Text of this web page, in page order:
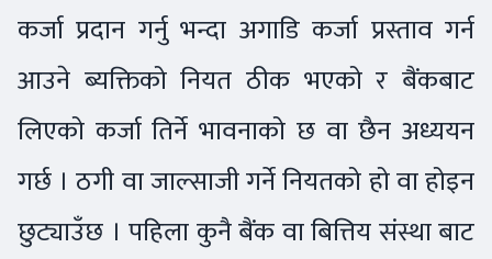
कर्जा प्रदान गर्नु भन्दा अगाडि कर्जा प्रस्ताव गर्न
आउने ब्यक्तिको नियत ठीक भएको र बैंकबाट
लिएको कर्जा तिर्ने भावनाको छ वा छैन अध्ययन
गर्छ । ठगी वा जाल्साजी गर्ने नियतको हो वा होइन
छुट्याउँछ । पहिला कुनै बैंक वा बित्तिय संस्था बाट